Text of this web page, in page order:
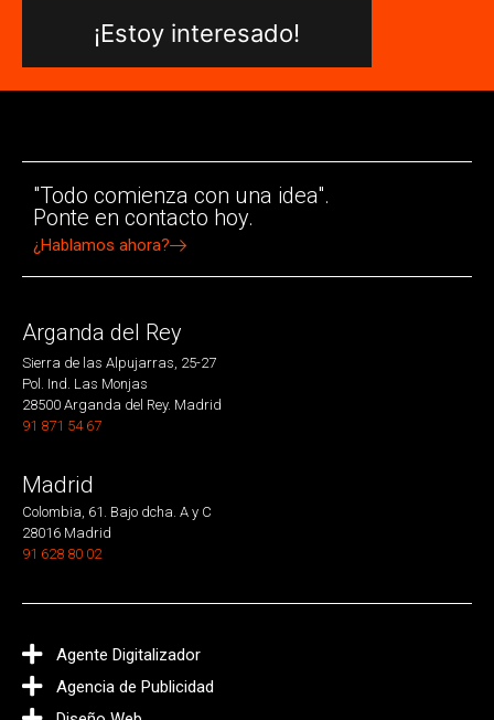
¡Estoy interesado!
"Todo comienza con una idea".
Ponte en contacto hoy.
¿Hablamos ahora?
Arganda del Rey
Sierra de las Alpujarras, 25-27
Pol. Ind. Las Monjas
28500 Arganda del Rey. Madrid
91 871 54 67
Madrid
Colombia, 61. Bajo dcha. A y C
28016 Madrid
91 628 80 02
Agente Digitalizador
Agencia de Publicidad